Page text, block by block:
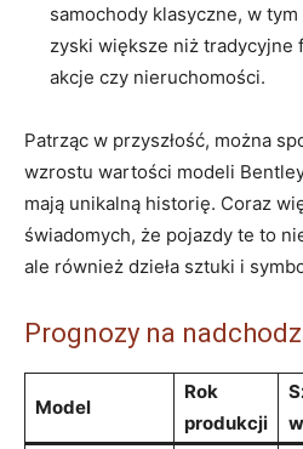
⁢samochody ‌klasyczne, w
zyski​ większe niż tradycyjne⁣
akcje czy nieruchomości.
Patrząc w przyszłość, można
wzrostu wartości ⁤modeli
mają unikalną historię.‍ Coraz
świadomych, ​że ⁣pojazdy te to
ale również dzieła sztuki i
Prognozy na
Model
Rok
produkcji